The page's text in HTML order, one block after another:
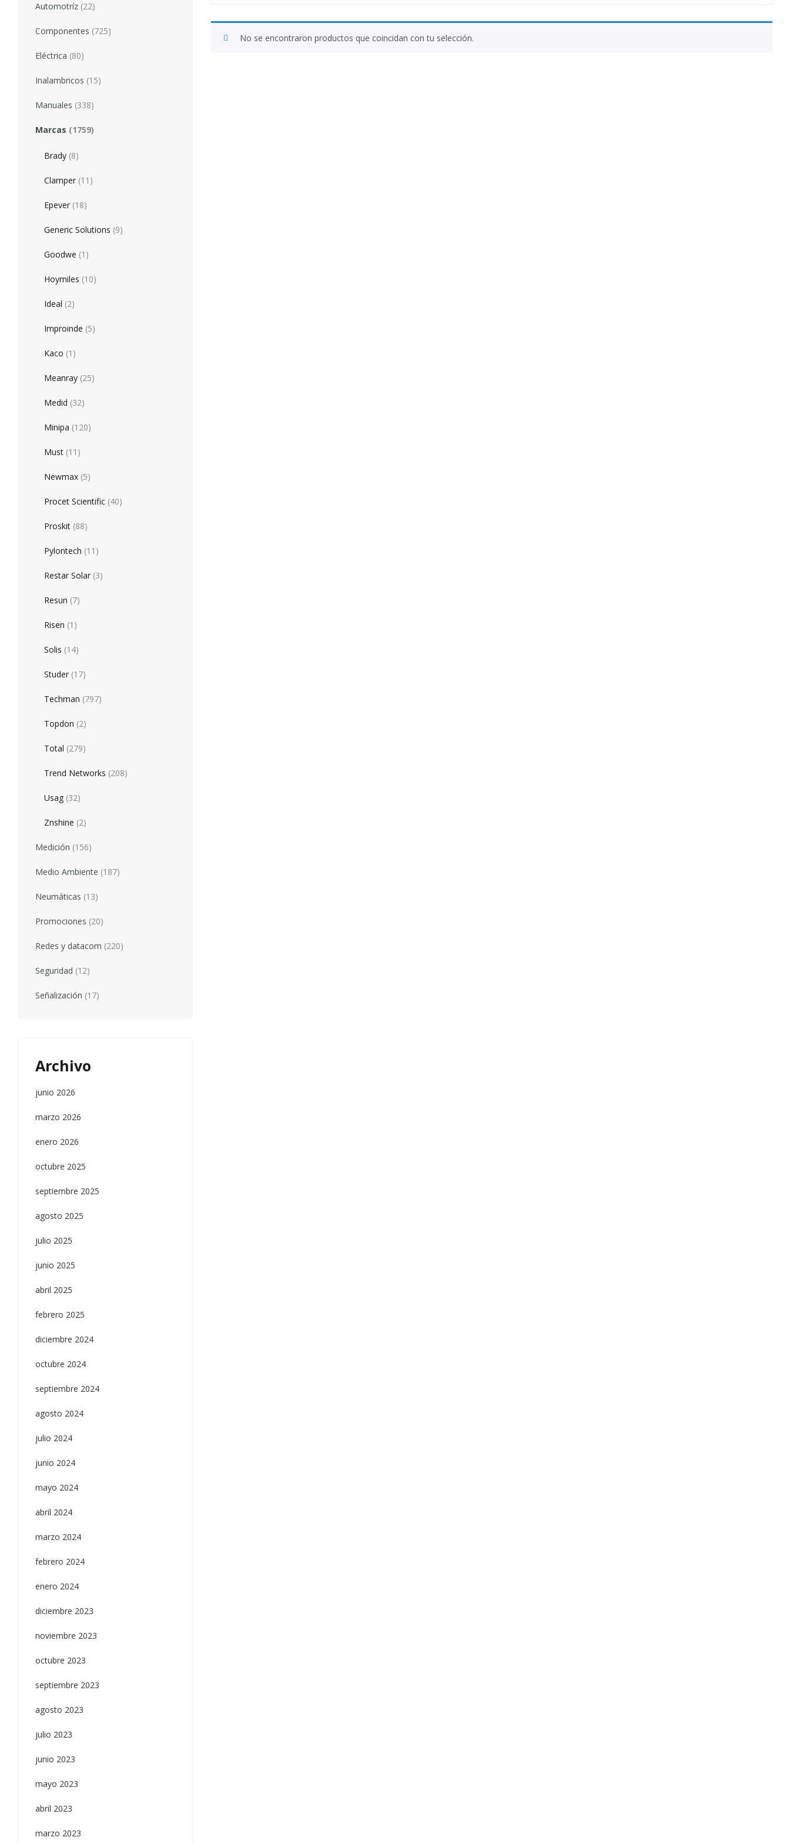
No se encontraron productos que coincidan con tu selección.
Automotríz (22)
Componentes (725)
Eléctrica (80)
Inalambricos (15)
Manuales (338)
Marcas (1759)
Brady (8)
Clamper (11)
Epever (18)
Generic Solutions (9)
Goodwe (1)
Hoymiles (10)
Ideal (2)
Improinde (5)
Kaco (1)
Meanray (25)
Medid (32)
Minipa (120)
Must (11)
Newmax (5)
Procet Scientific (40)
Proskit (88)
Pylontech (11)
Restar Solar (3)
Resun (7)
Risen (1)
Solis (14)
Studer (17)
Techman (797)
Topdon (2)
Total (279)
Trend Networks (208)
Usag (32)
Znshine (2)
Medición (156)
Medio Ambiente (187)
Neumáticas (13)
Promociones (20)
Redes y datacom (220)
Seguridad (12)
Señalización (17)
Archivo
junio 2026
marzo 2026
enero 2026
octubre 2025
septiembre 2025
agosto 2025
julio 2025
junio 2025
abril 2025
febrero 2025
diciembre 2024
octubre 2024
septiembre 2024
agosto 2024
julio 2024
junio 2024
mayo 2024
abril 2024
marzo 2024
febrero 2024
enero 2024
diciembre 2023
noviembre 2023
octubre 2023
septiembre 2023
agosto 2023
julio 2023
junio 2023
mayo 2023
abril 2023
marzo 2023